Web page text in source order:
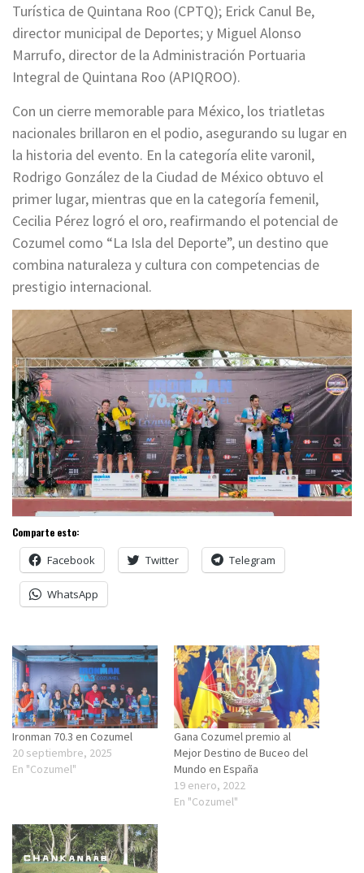
Turística de Quintana Roo (CPTQ); Erick Canul Be,
director municipal de Deportes; y Miguel Alonso
Marrufo, director de la Administración Portuaria
Integral de Quintana Roo (APIQROO).
Con un cierre memorable para México, los triatletas
nacionales brillaron en el podio, asegurando su lugar en
la historia del evento. En la categoría elite varonil,
Rodrigo González de la Ciudad de México obtuvo el
primer lugar, mientras que en la categoría femenil,
Cecilia Pérez logró el oro, reafirmando el potencial de
Cozumel como “La Isla del Deporte”, un destino que
combina naturaleza y cultura con competencias de
prestigio internacional.
Comparte esto:
Facebook Twitter Telegram
WhatsApp
Ironman 70.3 en Cozumel
20 septiembre, 2025
En "Cozumel"
Gana Cozumel premio al
Mejor Destino de Buceo del
Mundo en España
19 enero, 2022
En "Cozumel"